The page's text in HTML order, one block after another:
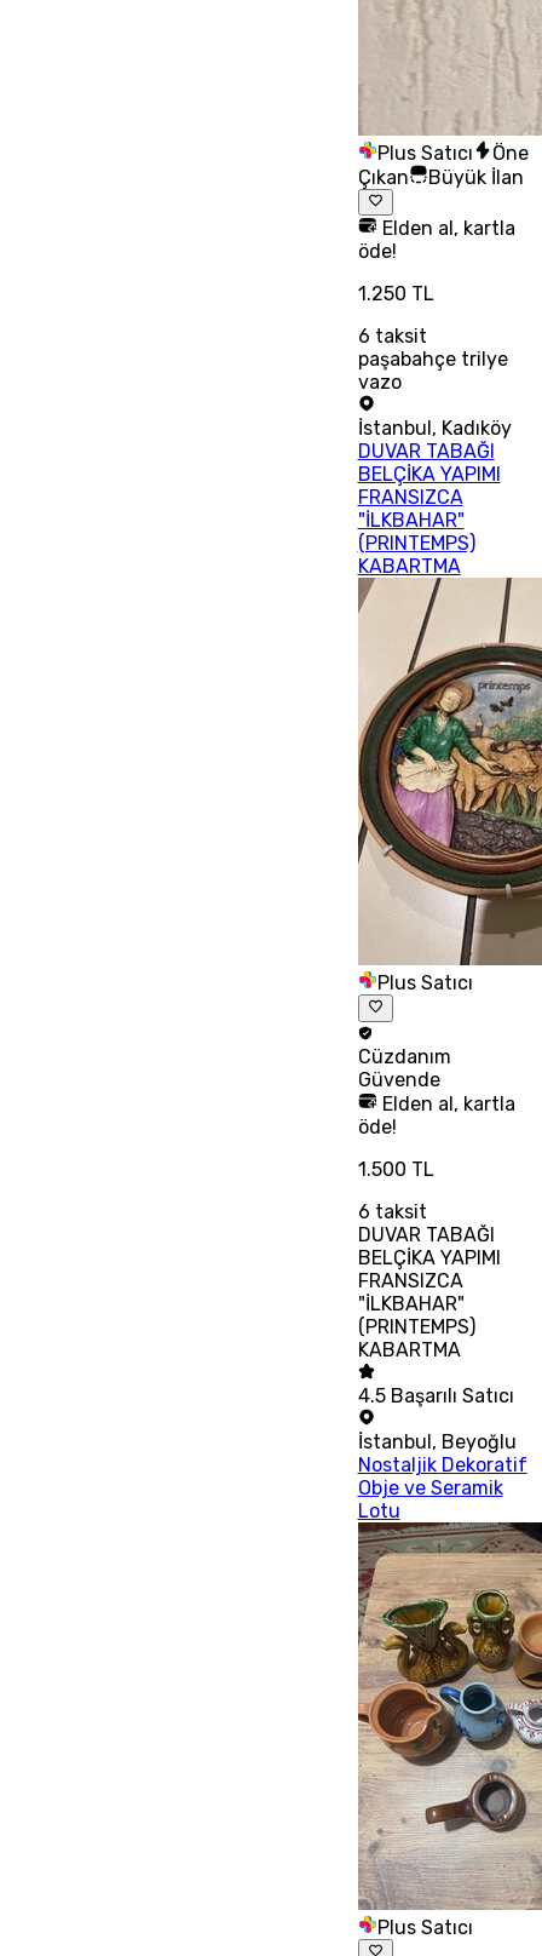
Plus Satıcı
Öne
Çıkan
Büyük İlan
Elden al, kartla
öde!
1.250 TL
6 taksit
paşabahçe trilye
vazo
İstanbul , Kadıköy
DUVAR TABAĞI
BELÇİKA YAPIMI
FRANSIZCA
"İLKBAHAR"
(PRINTEMPS)
KABARTMA
Plus Satıcı
Cüzdanım
Güvende
Elden al, kartla
öde!
1.500 TL
6 taksit
DUVAR TABAĞI
BELÇİKA YAPIMI
FRANSIZCA
"İLKBAHAR"
(PRINTEMPS)
KABARTMA
4.5 Başarılı Satıcı
İstanbul, Beyoğlu
Nostaljik Dekoratif
Obje ve Seramik
Lotu
Plus Satıcı